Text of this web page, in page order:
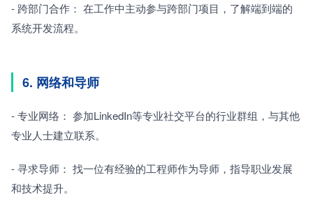
- 跨部门合作： 在工作中主动参与跨部门项目，了解端到端的
系统开发流程。
6. 网络和导师
- 专业网络： 参加LinkedIn等专业社交平台的行业群组，与其他
专业人士建立联系。
- 寻求导师： 找一位有经验的工程师作为导师，指导职业发展
和技术提升。